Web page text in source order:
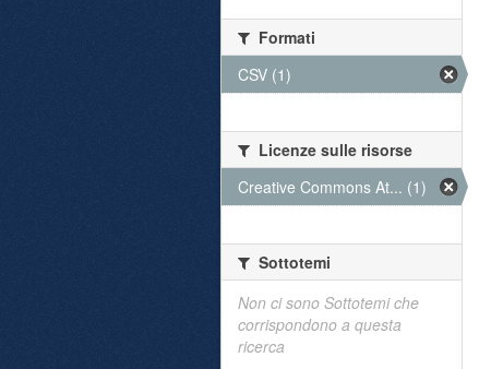
Formati
CSV (1)
Licenze sulle risorse
Creative Commons At... (1)
Sottotemi
Non ci sono Sottotemi che
corrispondono a questa
ricerca